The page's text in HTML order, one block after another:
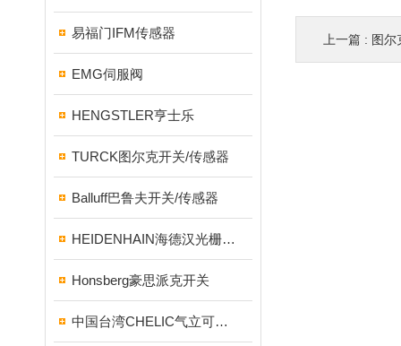
易福门IFM传感器
EMG伺服阀
HENGSTLER亨士乐
TURCK图尔克开关/传感器
Balluff巴鲁夫开关/传感器
HEIDENHAIN海德汉光栅尺/编码器
Honsberg豪思派克开关
中国台湾CHELIC气立可气缸/电磁阀
上一篇 : 图尔